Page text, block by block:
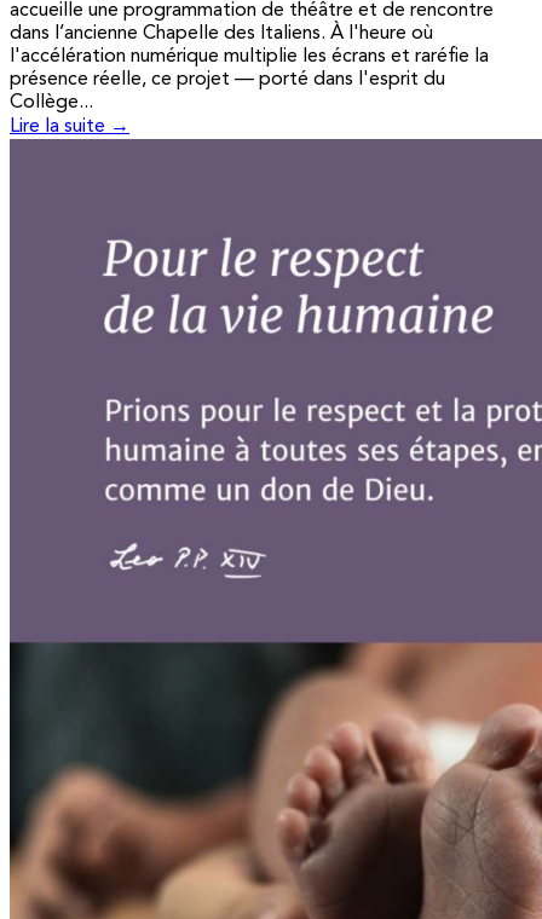
accueille une programmation de théâtre et de rencontre
dans l’ancienne Chapelle des Italiens. À l'heure où
l'accélération numérique multiplie les écrans et raréfie la
présence réelle, ce projet — porté dans l'esprit du
Collège...
Lire la suite →